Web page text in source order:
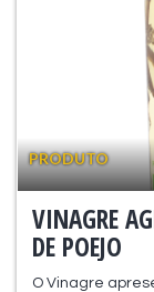
PRODUTO
VINAGRE
DE POEJO
O Vinagre